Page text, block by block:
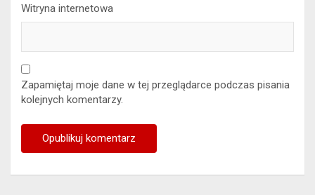
Witryna internetowa
Zapamiętaj moje dane w tej przeglądarce podczas pisania
kolejnych komentarzy.